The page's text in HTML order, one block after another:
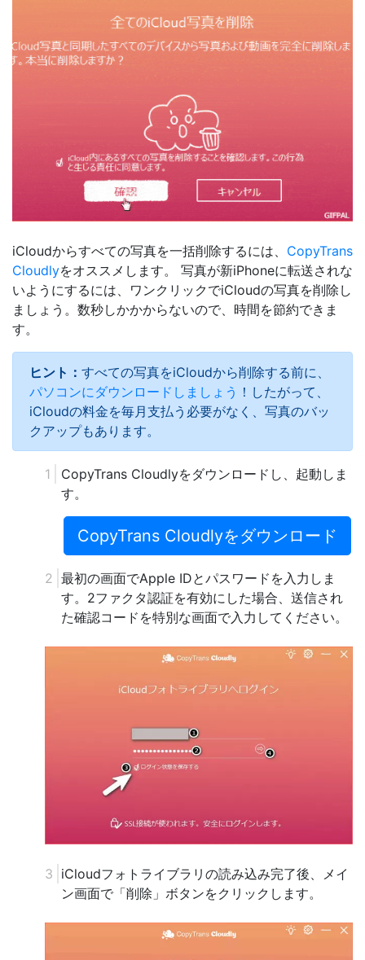
iCloudからすべての写真を一括削除するには、 CopyTrans
Cloudlyをオススメします。 写真が新iPhoneに転送されな
いようにするには、ワンクリックでiCloudの写真を削除し
ましょう。数秒しかかからないので、時間を節約できま
す。
ヒント： すべての写真をiCloudから削除する前に、
パソコンにダウンロードしましょう ！したがって、
iCloudの料金を毎月支払う必要がなく、写真のバッ
クアップもあります。
CopyTrans Cloudlyをダウンロードし、起動しま
す。
CopyTrans Cloudlyをダウンロード
最初の画面でApple IDとパスワードを入力しま
す。2ファクタ認証を有効にした場合、送信され
た確認コードを特別な画面で入力してください。
iCloudフォトライブラリの読み込み完了後、メイ
ン画面で「削除」ボタンをクリックします。